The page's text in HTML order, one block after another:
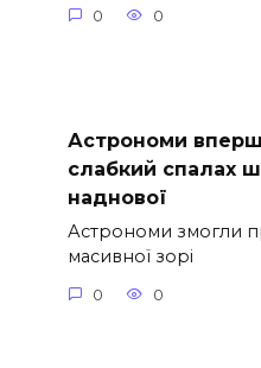
0 0
Астрономи
слабкий спалах
наднової
Астрономи змогли
масивної зорі
0 0